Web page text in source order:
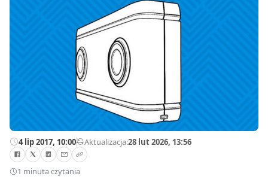
4 lip 2017, 10:00—Aktualizacja:28 lut 2026, 13:56
1 minuta czytania